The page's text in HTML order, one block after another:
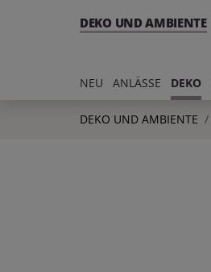
DEKO UND AMBIENTE
NEU ANLÄSSE DEKO
DEKO UND AMBIENTE